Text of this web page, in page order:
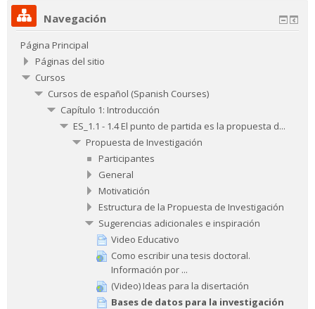
Navegación
Página Principal
Páginas del sitio
Cursos
Cursos de español (Spanish Courses)
Capítulo 1: Introducción
ES_1.1 - 1.4 El punto de partida es la propuesta d...
Propuesta de Investigación
Participantes
General
Motivatición
Estructura de la Propuesta de Investigación
Sugerencias adicionales e inspiración
Video Educativo
Como escribir una tesis doctoral.
Información por ...
(Video) Ideas para la disertación
Bases de datos para la investigación